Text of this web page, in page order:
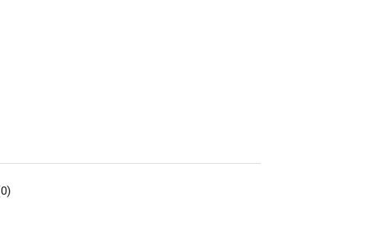
3000 / MVP 3000 - tested according to